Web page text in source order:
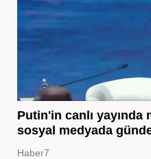
Putin'in canlı
sosyal medyada
Haber7